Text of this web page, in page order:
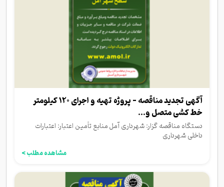
آگهی تجدید مناقصه - پروژه تهیه و اجرای 120 کیلومتر
خط کشی متصل و...
دستگاه مناقصه گزار: شهرداری آمل منابع تأمین اعتبار: اعتبارات
داخلی شهرداری
مشاهده مطلب >